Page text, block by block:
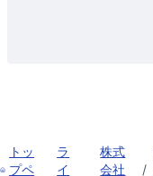
トッ
プペ
ラ
イ
株式
会社
/